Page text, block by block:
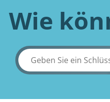
Wie